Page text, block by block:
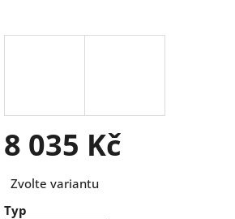
8 035 Kč
cena:
Zvolte variantu
Typ